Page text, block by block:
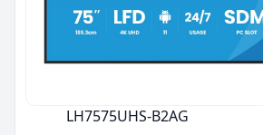
LH7575UHS-B2AG